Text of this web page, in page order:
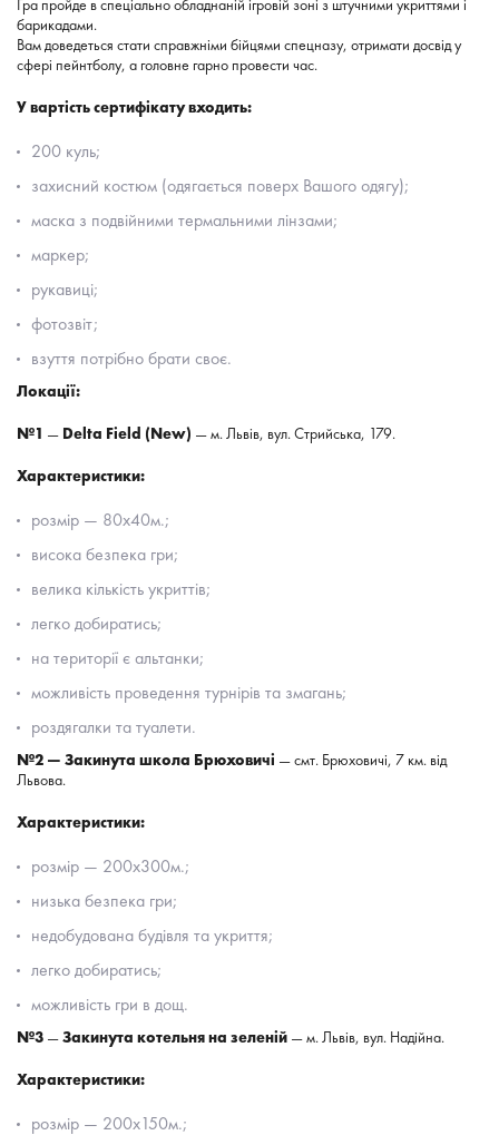
Гра пройде в спеціально обладнаній ігровій зоні з штучними укриттями і
барикадами.
Вам доведеться стати справжніми бійцями спецназу, отримати досвід у
сфері пейнтболу, а головне гарно провести час.
У вартість сертифікату входить:
200 куль;
захисний костюм (одягається поверх Вашого одягу);
маска з подвійними термальними лінзами;
маркер;
рукавиці;
фотозвіт;
взуття потрібно брати своє.
Локації:
№1 — Delta Field (New) — м. Львів, вул. Стрийська, 179.
Характеристики:
розмір — 80х40м.;
висока безпека гри;
велика кількість укриттів;
легко добиратись;
на території є альтанки;
можливість проведення турнірів та змагань;
роздягалки та туалети.
№2 — Закинута школа Брюховичі — смт. Брюховичі, 7 км. від
Львова.
Характеристики:
розмір — 200х300м.;
низька безпека гри;
недобудована будівля та укриття;
легко добиратись;
можливість гри в дощ.
№3 —Закинута котельня на зеленій — м. Львів, вул. Надійна.
Характеристики:
розмір — 200х150м.;